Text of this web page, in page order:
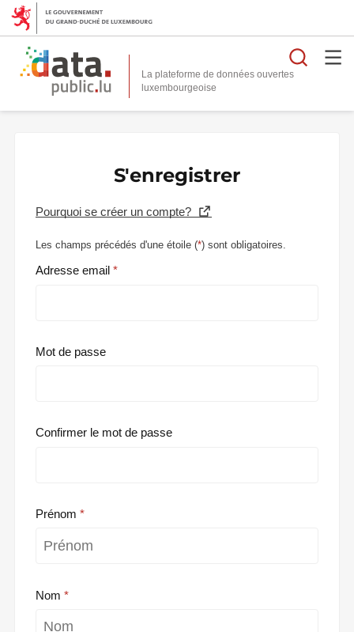
La plateforme de données ouvertes
S'enregistrer
Pourquoi se créer un compte?
Les champs précédés d'une étoile (*) sont obligatoires.
Adresse email
Mot de passe
Confirmer le mot de passe
Prénom
Nom